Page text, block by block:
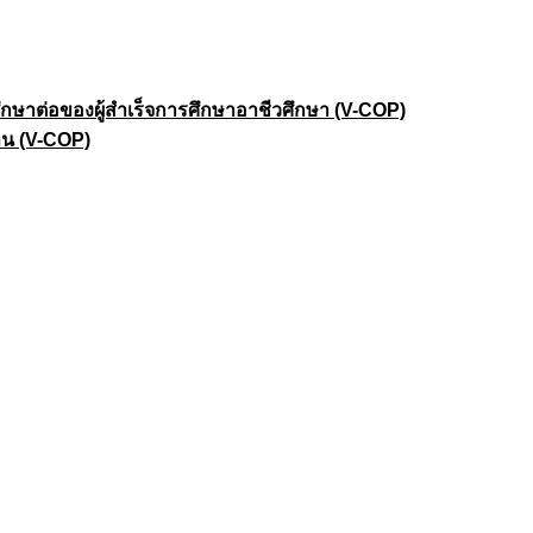
าต่อของผู้สำเร็จการศึกษาอาชีวศึกษา (V-COP)
(V-COP)